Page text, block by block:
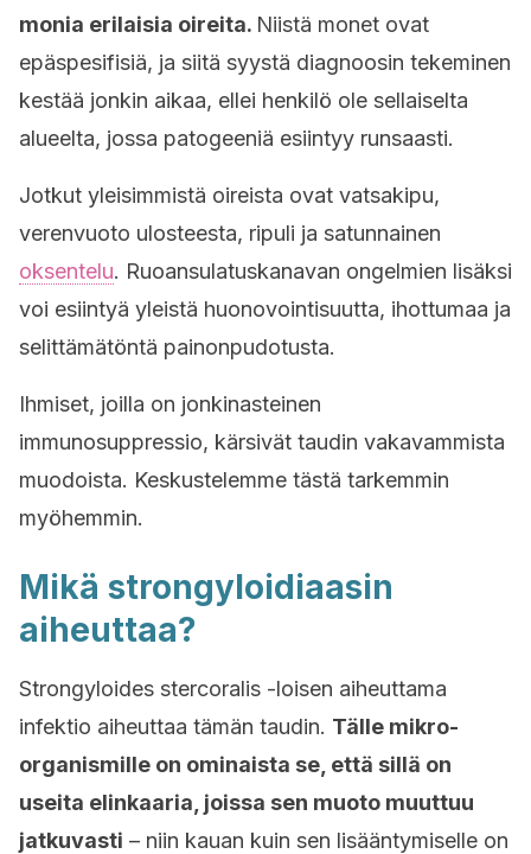
monia erilaisia ​​oireita. Niistä monet ovat
epäspesifisiä, ja siitä syystä diagnoosin tekeminen
kestää jonkin aikaa, ellei henkilö ole sellaiselta
alueelta, jossa patogeeniä esiintyy runsaasti.
Jotkut yleisimmistä oireista ovat vatsakipu,
verenvuoto ulosteesta, ripuli ja satunnainen
oksentelu. Ruoansulatuskanavan ongelmien lisäksi
voi esiintyä yleistä huonovointisuutta, ihottumaa ja
selittämätöntä painonpudotusta.
Ihmiset, joilla on jonkinasteinen
immunosuppressio, kärsivät taudin vakavammista
muodoista. Keskustelemme tästä tarkemmin
myöhemmin.
Mikä strongyloidiaasin
aiheuttaa?
Strongyloides stercoralis -loisen aiheuttama
infektio aiheuttaa tämän taudin. Tälle mikro-
organismille on ominaista se, että sillä on
useita elinkaaria, joissa sen muoto muuttuu
jatkuvasti – niin kauan kuin sen lisääntymiselle on